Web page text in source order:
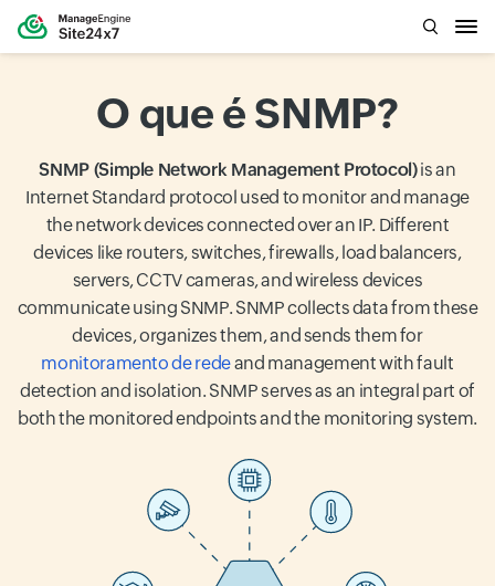
O que é SNMP?
SNMP (Simple Network Management Protocol)is an
Internet Standard protocol used to monitor and manage
the network devices connected over an IP. Different
devices like routers, switches, firewalls, load balancers,
servers, CCTV cameras, and wireless devices
communicate using SNMP. SNMP collects data from these
devices, organizes them, and sends them for
monitoramento de redeand management with fault
detection and isolation. SNMP serves as an integral part of
both the monitored endpoints and the monitoring system.